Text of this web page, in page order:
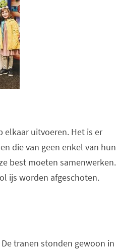
elkaar uitvoeren. Het is er
die van geen enkel van hun
best moeten samenwerken.
ijs worden afgeschoten.
tranen stonden gewoon in